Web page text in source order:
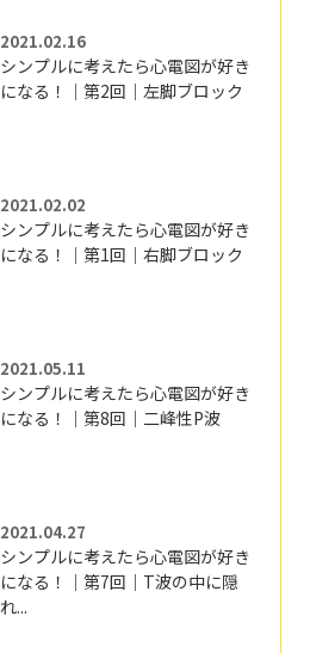
2021.02.16
シンプルに考えたら心電図が好き
になる！｜第2回｜左脚ブロック
2021.02.02
シンプルに考えたら心電図が好き
になる！｜第1回｜右脚ブロック
2021.05.11
シンプルに考えたら心電図が好き
になる！｜第8回｜二峰性P波
2021.04.27
シンプルに考えたら心電図が好き
になる！｜第7回｜T波の中に隠
れ...